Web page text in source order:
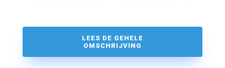
Grootzeil, fok en kluiver.
Vaargebied: alle Nederlandse binnenwateren inclusief
LEES DE GEHELE
OMSCHRIJVING